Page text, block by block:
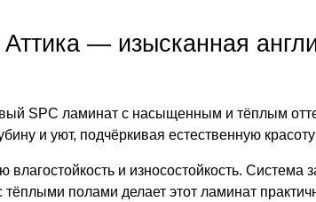
— изысканная
SPC ламинат с насыщенным и тёплым
и уют, подчёркивая естественную
и износостойкость. Система
полами делает этот ламинат